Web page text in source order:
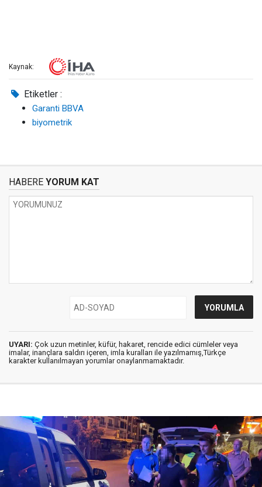
Kaynak:
Etiketler :
Garanti BBVA
biyometrik
HABERE YORUM KAT
UYARI: Çok uzun metinler, küfür, hakaret, rencide edici cümleler veya
imalar, inançlara saldırı içeren, imla kuralları ile yazılmamış,Türkçe
karakter kullanılmayan yorumlar onaylanmamaktadır.